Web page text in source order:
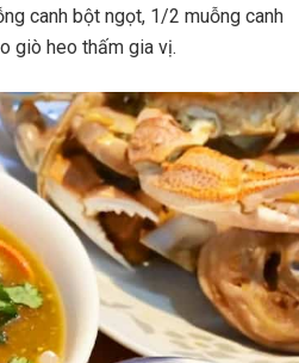
canh bột ngọt, 1/2 muỗng canh
giò heo thấm gia vị.